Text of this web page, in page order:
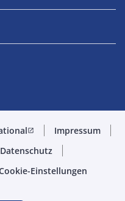
open_in_new
Impressum
Datenschutz
Einstellungen